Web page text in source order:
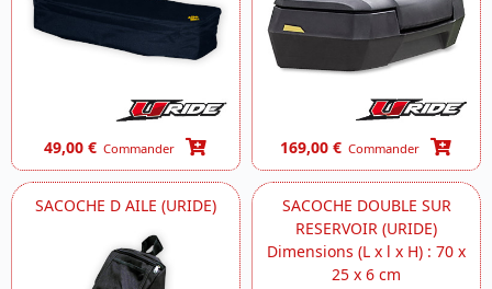
49,00 € Commander 169,00 € Commander
SACOCHE D AILE (URIDE)
SACOCHE DOUBLE SUR
RESERVOIR (URIDE)
Dimensions (L x l x H) : 70 x
25 x 6 cm